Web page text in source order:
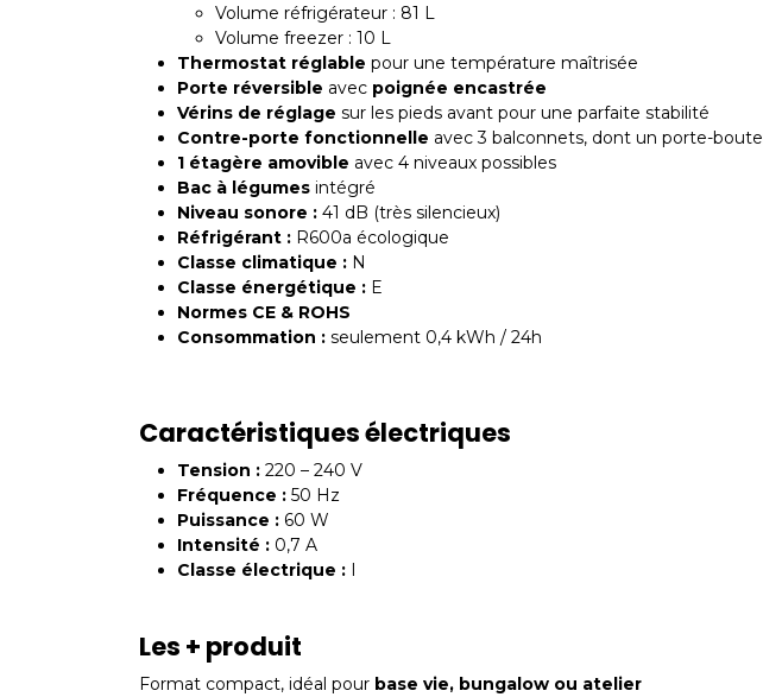
Volume réfrigérateur : 81 L
Volume freezer : 10 L
Thermostat réglable pour une température maîtrisée
Porte réversible avec poignée encastrée
Vérins de réglage sur les pieds avant pour une parfaite stabilité
Contre-porte fonctionnelle avec 3 balconnets, dont un porte-
1 étagère amovible avec 4 niveaux possibles
Bac à légumes intégré
Niveau sonore : 41 dB (très silencieux)
Réfrigérant : R600a écologique
Classe climatique : N
Classe énergétique : E
Normes CE & ROHS
Consommation : seulement 0,4 kWh / 24h
Caractéristiques électriques
Tension : 220 – 240 V
Fréquence : 50 Hz
Puissance : 60 W
Intensité : 0,7 A
Classe électrique : I
Les + produit
Format compact, idéal pour base vie, bungalow ou atelier